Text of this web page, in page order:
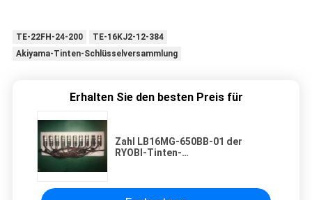
TE-22FH-24-200
TE-16KJ2-12-384
Akiyama-Tinten-Schlüsselversammlung
Erhalten Sie den besten Preis für
Zahl LB16MG-650BB-01 der
RYOBI-Tinten-